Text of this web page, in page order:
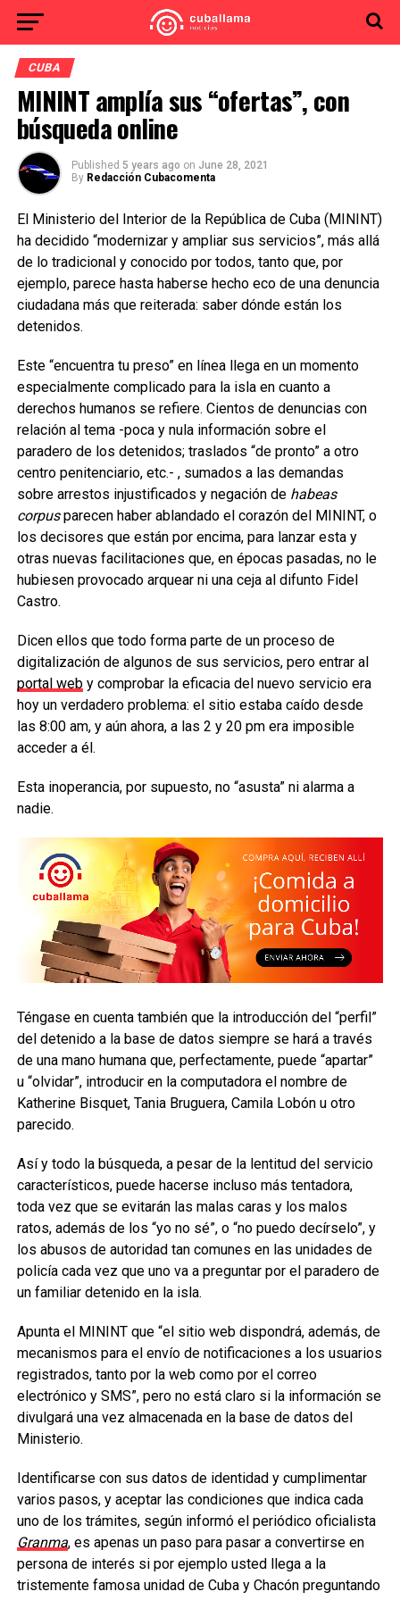
CUBA
MININT amplía sus “ofertas”, con
búsqueda online
Published 5 years ago on June 28, 2021
By Redacción Cubacomenta
El Ministerio del Interior de la República de Cuba (MININT)
ha decidido “modernizar y ampliar sus servicios”, más allá
de lo tradicional y conocido por todos, tanto que, por
ejemplo, parece hasta haberse hecho eco de una denuncia
ciudadana más que reiterada: saber dónde están los
detenidos.
Este “encuentra tu preso” en línea llega en un momento
especialmente complicado para la isla en cuanto a
derechos humanos se refiere. Cientos de denuncias con
relación al tema -poca y nula información sobre el
paradero de los detenidos; traslados “de pronto” a otro
centro penitenciario, etc.- , sumados a las demandas
sobre arrestos injustificados y negación de habeas
corpusparecen haber ablandado el corazón del MININT, o
los decisores que están por encima, para lanzar esta y
otras nuevas facilitaciones que, en épocas pasadas, no le
hubiesen provocado arquear ni una ceja al difunto Fidel
Castro.
Dicen ellos que todo forma parte de un proceso de
digitalización de algunos de sus servicios, pero entrar al
portal weby comprobar la eficacia del nuevo servicio era
hoy un verdadero problema: el sitio estaba caído desde
las 8:00 am, y aún ahora, a las 2 y 20 pm era imposible
acceder a él.
Esta inoperancia, por supuesto, no “asusta” ni alarma a
nadie.
Téngase en cuenta también que la introducción del “perfil”
del detenido a la base de datos siempre se hará a través
de una mano humana que, perfectamente, puede “apartar”
u “olvidar”, introducir en la computadora el nombre de
Katherine Bisquet, Tania Bruguera, Camila Lobón u otro
parecido.
Así y todo la búsqueda, a pesar de la lentitud del servicio
característicos, puede hacerse incluso más tentadora,
toda vez que se evitarán las malas caras y los malos
ratos, además de los “yo no sé”, o “no puedo decírselo”, y
los abusos de autoridad tan comunes en las unidades de
policía cada vez que uno va a preguntar por el paradero de
un familiar detenido en la isla.
Apunta el MININT que “el sitio web dispondrá, además, de
mecanismos para el envío de notificaciones a los usuarios
registrados, tanto por la web como por el correo
electrónico y SMS”, pero no está claro si la información se
divulgará una vez almacenada en la base de datos del
Ministerio.
Identificarse con sus datos de identidad y cumplimentar
varios pasos, y aceptar las condiciones que indica cada
uno de los trámites, según informó el periódico oficialista
Granma, es apenas un paso para pasar a convertirse en
persona de interés si por ejemplo usted llega a la
tristemente famosa unidad de Cuba y Chacón preguntando